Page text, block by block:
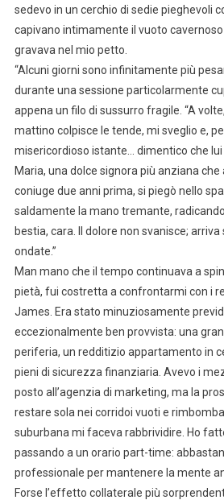
sedevo in un cerchio di sedie pieghevoli
capivano intimamente il vuoto
gravava nel mio petto.
“Alcuni giorni sono infinitamente più
durante una sessione particolarmente
appena un filo di sussurro fragile. “A
mattino colpisce le tende, mi sveglio e,
misericordioso istante… dimentico che lui
Maria, una dolce signora più anziana
coniuge due anni prima, si piegò nello
saldamente la mano tremante,
bestia, cara. Il dolore non svanisce;
ondate.”
Man mano che il tempo continuava a
pietà, fui costretta a confrontarmi con i
James. Era stato minuziosamente
eccezionalmente ben provvista: una
periferia, un redditizio appartamento in
pieni di sicurezza finanziaria. Avevo i
posto all’agenzia di marketing, ma la
restare sola nei corridoi vuoti e
suburbana mi faceva rabbrividire. Ho
passando a un orario part-time:
professionale per mantenere la mente
Forse l’effetto collaterale più